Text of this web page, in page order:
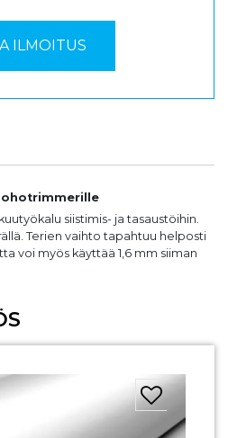
siistimis- ja tasaustöihin.
Terien vaihto tapahtuu helposti
voi myös käyttää 1,6 mm siiman